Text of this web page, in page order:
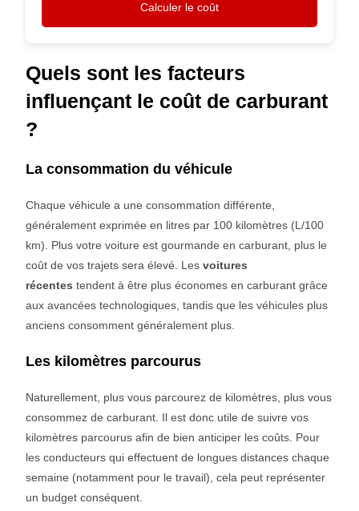
Calculer le coût
Quels sont les facteurs
influençant le coût de carburant
?
La consommation du véhicule
Chaque véhicule a une consommation différente,
généralement exprimée en litres par 100 kilomètres (L/100
km). Plus votre voiture est gourmande en carburant, plus le
coût de vos trajets sera élevé. Lesvoitures
récentes tendent à être plus économes en carburant grâce
aux avancées technologiques, tandis que les véhicules plus
anciens consomment généralement plus.
Les kilomètres parcourus
Naturellement, plus vous parcourez de kilomètres, plus vous
consommez de carburant. Il est donc utile de suivre vos
kilomètres parcourus afin de bien anticiper les coûts. Pour
les conducteurs qui effectuent de longues distances chaque
semaine (notamment pour le travail), cela peut représenter
un budget conséquent.